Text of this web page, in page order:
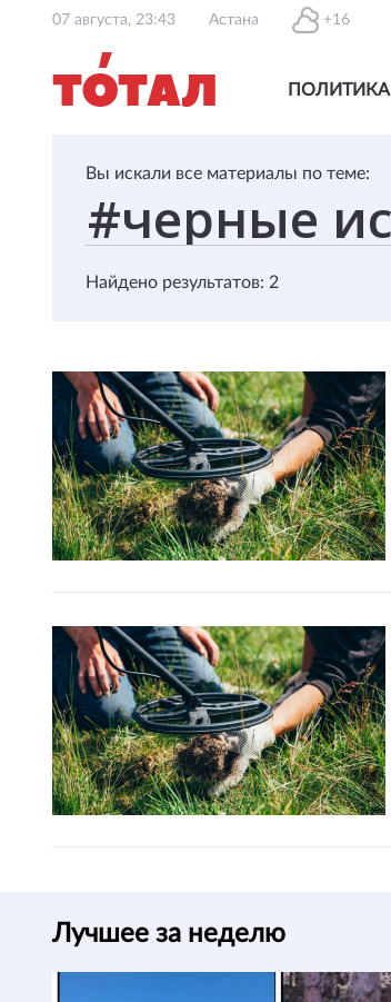
07 августа, 23:43 Астана +16
ПОЛИТИКА
Вы искали все материалы по теме:
Найдено результатов: 2
Лучшее за неделю